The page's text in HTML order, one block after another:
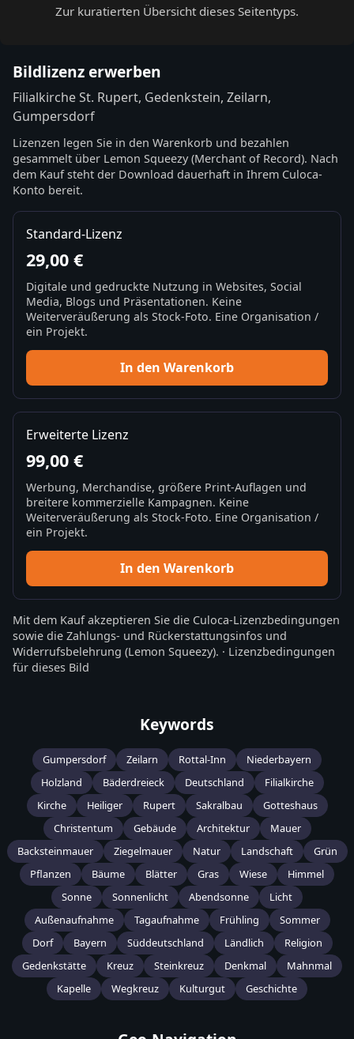
Zur kuratierten Übersicht dieses Seitentyps.
Bildlizenz erwerben
Filialkirche St. Rupert, Gedenkstein, Zeilarn,
Gumpersdorf
Lizenzen legen Sie in den Warenkorb und bezahlen
gesammelt über Lemon Squeezy (Merchant of Record). Nach
dem Kauf steht der Download dauerhaft in Ihrem Culoca-
Konto bereit.
Standard-Lizenz
29,00 €
Digitale und gedruckte Nutzung in Websites, Social
Media, Blogs und Präsentationen. Keine
Weiterveräußerung als Stock-Foto. Eine Organisation /
ein Projekt.
In den Warenkorb
Erweiterte Lizenz
99,00 €
Werbung, Merchandise, größere Print-Auflagen und
breitere kommerzielle Kampagnen. Keine
Weiterveräußerung als Stock-Foto. Eine Organisation /
ein Projekt.
In den Warenkorb
Mit dem Kauf akzeptieren Sie die Culoca-Lizenzbedingungen
sowie die Zahlungs- und Rückerstattungsinfos und
Widerrufsbelehrung (Lemon Squeezy). · Lizenzbedingungen
für dieses Bild
Keywords
Gumpersdorf Zeilarn Rottal-Inn
Niederbayern
Holzland
Bäderdreieck Deutschland
Filialkirche
Kirche
Heiliger Rupert Sakralbau
Gotteshaus
Christentum
Gebäude Architektur
Mauer
Backsteinmauer
Ziegelmauer Natur Landschaft
Grün
Pflanzen
Bäume Blätter Gras Wiese
Himmel
Sonne
Sonnenlicht Abendsonne
Licht
Außenaufnahme
Tagaufnahme Frühling
Sommer
Dorf
Bayern Süddeutschland Ländlich
Religion
Gedenkstätte
Kreuz Steinkreuz Denkmal
Mahnmal
Kapelle
Wegkreuz Kulturgut Geschichte